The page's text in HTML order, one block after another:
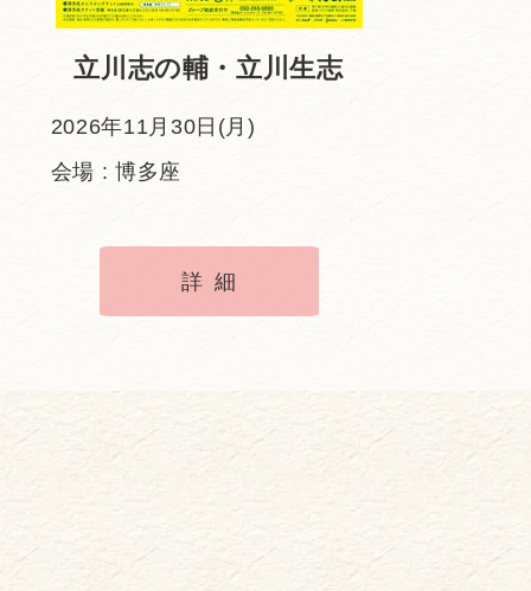
立川志の輔・立川生志
2026年11月30日(月)
会場 : 博多座
詳細